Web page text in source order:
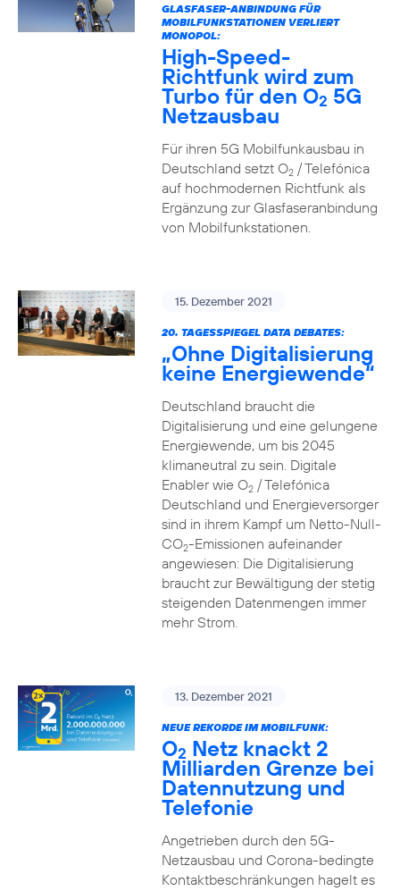
GLASFASER-ANBINDUNG FÜR
MOBILFUNKSTATIONEN VERLIERT
MONOPOL:
High-Speed-
Richtfunk wird zum
Turbo für den O2 5G
Netzausbau
Für ihren 5G Mobilfunkausbau in
Deutschland setzt O2/ Telefónica
auf hochmodernen Richtfunk als
Ergänzung zur Glasfaseranbindung
von Mobilfunkstationen.
15. Dezember 2021
20. TAGESSPIEGEL DATA DEBATES:
„Ohne Digitalisierung
keine Energiewende“
Deutschland braucht die
Digitalisierung und eine gelungene
Energiewende, um bis 2045
klimaneutral zu sein. Digitale
Enabler wie O2/ Telefónica
Deutschland und Energieversorger
sind in ihrem Kampf um Netto-Null-
CO2-Emissionen aufeinander
angewiesen: Die Digitalisierung
braucht zur Bewältigung der stetig
steigenden Datenmengen immer
mehr Strom.
13. Dezember 2021
NEUE REKORDE IM MOBILFUNK:
O2 Netz knackt 2
Milliarden Grenze bei
Datennutzung und
Telefonie
Angetrieben durch den 5G-
Netzausbau und Corona-bedingte
Kontaktbeschränkungen hagelt es